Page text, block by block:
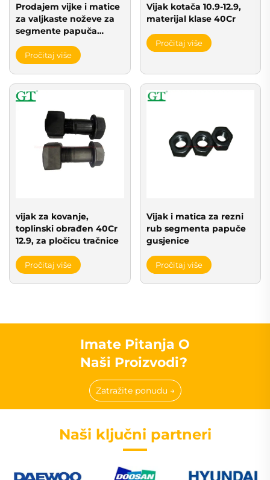
Prodajem vijke i matice
za valjkaste noževe za
segmente papuča
noževe za rezanje i
rezanje
Pročitaj više
Vijak kotača 10.9-12.9,
materijal klase 40Cr
Pročitaj više
vijak za kovanje,
toplinski obrađen 40Cr
12.9, za pločicu tračnice
Pročitaj više
Vijak i matica za rezni
rub segmenta papuče
gusjenice
Pročitaj više
Imate Pitanja O
Naši Proizvodi?
Zatražite ponudu →
Naši ključni partneri